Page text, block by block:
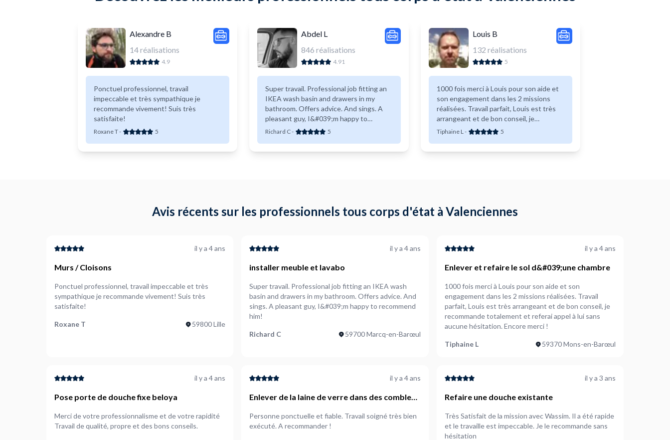
Alexandre B
14réalisations
4.9
Ponctuel professionnel, travail
impeccable et très sympathique je
recommande vivement! Suis très
satisfaite!
Roxane T- 5
Abdel L
846 réalisations
4.91
Super travail. Professional job fitting an
IKEA wash basin and drawers in my
bathroom. Offers advice. And sings. A
pleasant guy, I&#039;m happy to
recommend him!
Richard C- 5
Louis B
132 réalisations
5
1000 fois merci à Louis pour son aide et
son engagement dans les 2 missions
réalisées. Travail parfait, Louis est très
arrangeant et de bon conseil, je
recommande totalement et referai appel
Tiphaine L- 5
Avis récents sur les professionnels tous corps d'état à Valenciennes
il y a 4 ans
Murs / Cloisons
Ponctuel professionnel, travail impeccable et très
sympathique je recommande vivement! Suis très
satisfaite!
Roxane T 59800 Lille
il y a 4 ans
installer meuble et lavabo
Super travail. Professional job fitting an IKEA wash
basin and drawers in my bathroom. Offers advice. And
sings. A pleasant guy, I&#039;m happy to recommend
him!
Richard C 59700 Marcq-en-Barœul
il y a 4 ans
Enlever et refaire le sol d&#039;une chambre
1000 fois merci à Louis pour son aide et son
engagement dans les 2 missions réalisées. Travail
parfait, Louis est très arrangeant et de bon conseil, je
recommande totalement et referai appel à lui sans
aucune hésitation. Encore merci !
Tiphaine L 59370 Mons-en-Barœul
il y a 4 ans
Pose porte de douche fixe beloya
Merci de votre professionnalisme et de votre rapidité
Travail de qualité, propre et des bons conseils.
il y a 4 ans
Enlever de la laine de verre dans des combles
Personne ponctuelle et fiable. Travail soigné très bien
exécuté. A recommander !
il y a 3 ans
Refaire une douche existante
Très Satisfait de la mission avec Wassim. Il a été rapide
et le travaille est impeccable. Je le recommande sans
hésitation